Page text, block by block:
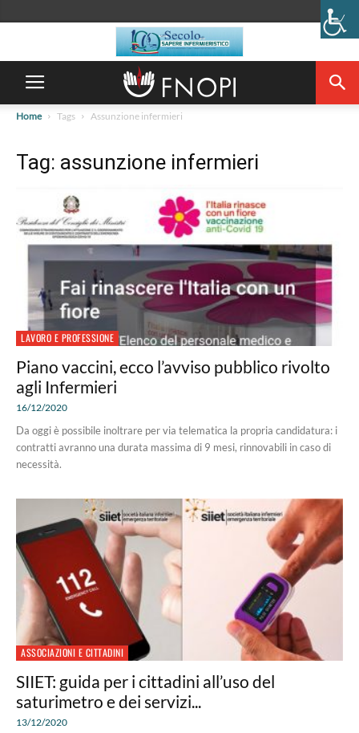
Home Tags Assunzione infermieri
Tag: assunzione infermieri
LAVORO E PROFESSIONE
Piano vaccini, ecco l’avviso pubblico rivolto
agli Infermieri
16/12/2020
Da oggi è possibile inoltrare per via telematica la propria candidatura: i
contratti avranno una durata massima di 9 mesi, rinnovabili in caso di
necessità.
ASSOCIAZIONI E CITTADINI
SIIET: guida per i cittadini all’uso del
saturimetro e dei servizi...
13/12/2020